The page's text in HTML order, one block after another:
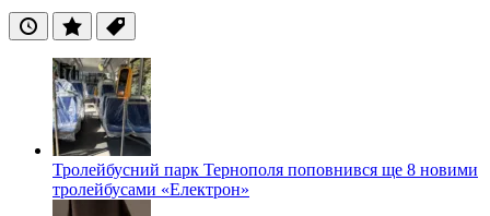
ОстанніПопулярні
Теги
Тролейбусний парк Тернополя поповнився ще 8 новими
тролейбусами «Електрон»